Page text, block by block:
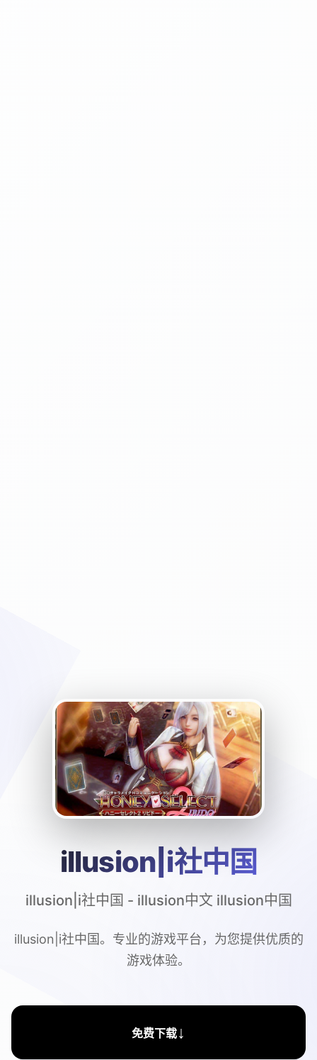
illusion|i社中国
illusion|i社中国 - illusion中文 illusion中国
illusion|i社中国。专业的游戏平台，为您提供优质的
游戏体验。
免费下载↓